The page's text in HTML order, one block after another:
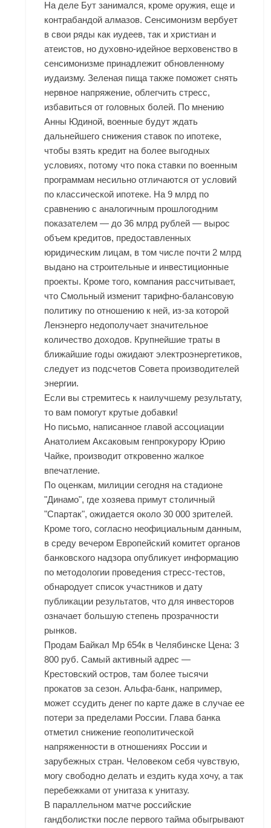
На деле Бут занимался, кроме оружия, еще и
контрабандой алмазов. Сенсимонизм вербует
в свои ряды как иудеев, так и христиан и
атеистов, но духовно-идейное верховенство в
сенсимонизме принадлежит обновленному
иудаизму. Зеленая пища также поможет снять
нервное напряжение, облегчить стресс,
избавиться от головных болей. По мнению
Анны Юдиной, военные будут ждать
дальнейшего снижения ставок по ипотеке,
чтобы взять кредит на более выгодных
условиях, потому что пока ставки по военным
программам несильно отличаются от условий
по классической ипотеке. На 9 млрд по
сравнению с аналогичным прошлогодним
показателем — до 36 млрд рублей — вырос
объем кредитов, предоставленных
юридическим лицам, в том числе почти 2 млрд
выдано на строительные и инвестиционные
проекты. Кроме того, компания рассчитывает,
что Смольный изменит тарифно-балансовую
политику по отношению к ней, из-за которой
Ленэнерго недополучает значительное
количество доходов. Крупнейшие траты в
ближайшие годы ожидают электроэнергетиков,
следует из подсчетов Совета производителей
энергии.
Если вы стремитесь к наилучшему результату,
то вам помогут крутые добавки!
Но письмо, написанное главой ассоциации
Анатолием Аксаковым генпрокурору Юрию
Чайке, производит откровенно жалкое
впечатление.
По оценкам, милиции сегодня на стадионе
"Динамо", где хозяева примут столичный
"Спартак", ожидается около 30 000 зрителей.
Кроме того, согласно неофициальным данным,
в среду вечером Европейский комитет органов
банковского надзора опубликует информацию
по методологии проведения стресс-тестов,
обнародует список участников и дату
публикации результатов, что для инвесторов
означает большую степень прозрачности
рынков.
Продам Байкал Мр 654к в Челябинске Цена: 3
800 руб. Самый активный адрес —
Крестовский остров, там более тысячи
прокатов за сезон. Альфа-банк, например,
может ссудить денег по карте даже в случае ее
потери за пределами России. Глава банка
отметил снижение геополитической
напряженности в отношениях России и
зарубежных стран. Человеком себя чувствую,
могу свободно делать и ездить куда хочу, а так
перебежками от унитаза к унитазу.
В параллельном матче российские
гандболистки после первого тайма обыгрывают